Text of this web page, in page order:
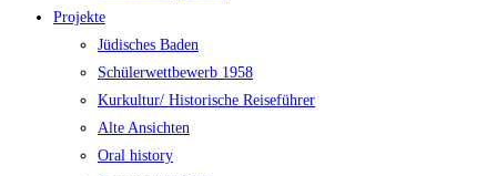
Projekte
Jüdisches Baden
Schülerwettbewerb 1958
Kurkultur/ Historische Reiseführer
Alte Ansichten
Oral history